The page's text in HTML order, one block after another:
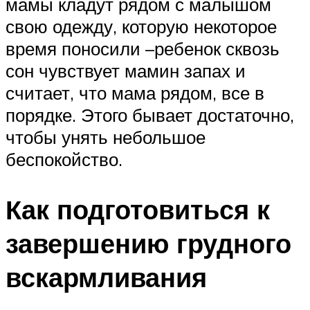
свою одежду, которую некоторое
время поносили –ребенок сквозь
сон чувствует мамин запах и
считает, что мама рядом, все в
порядке. Этого бывает достаточно,
чтобы унять небольшое
беспокойство.
Как подготовиться к
завершению грудного
вскармливания